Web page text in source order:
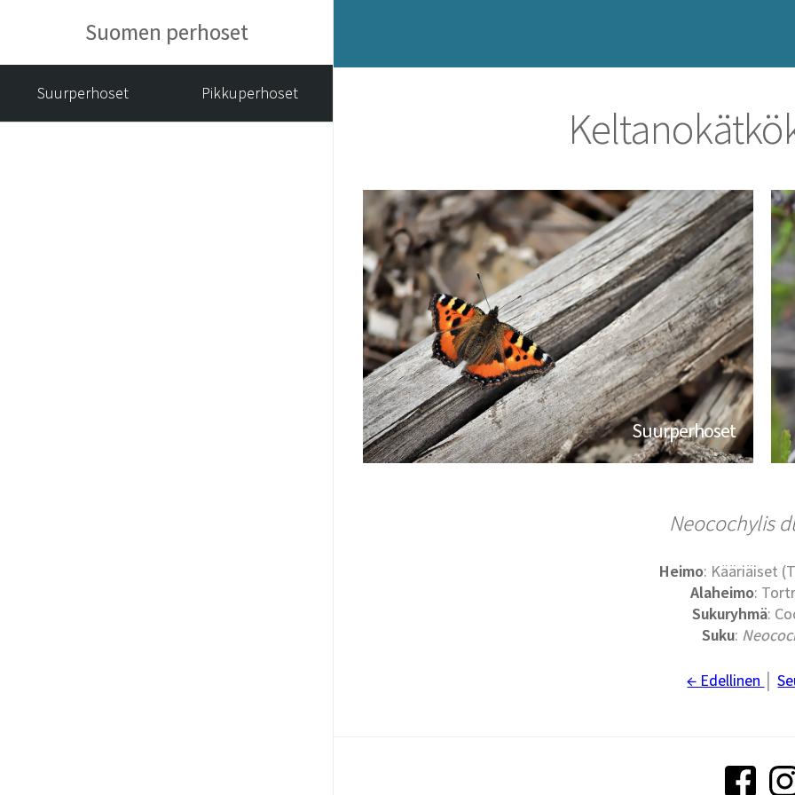
Suomen perhoset
Suurperhoset Pikkuperhoset
Suurperhoset
Neocochylis
Heimo: Kääriäiset
Alaheimo:
Sukuryhmä:
Suku:
← Edellinen │